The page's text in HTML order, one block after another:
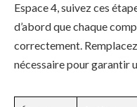
Espace 4, suivez ces
d’abord que chaque
correctement.
nécessaire pour garantir